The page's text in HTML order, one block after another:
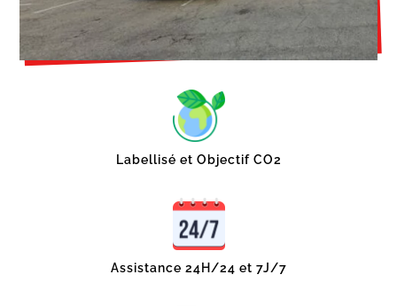
Labellisé et Objectif CO2
Assistance 24H/24 et 7J/7